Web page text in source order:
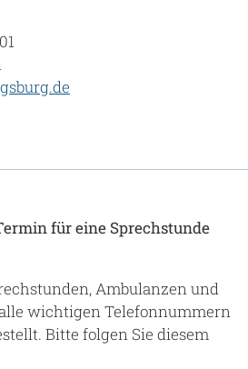
für eine Sprechstunde
Ambulanzen und
wichtigen Telefonnummern
Bitte folgen Sie diesem